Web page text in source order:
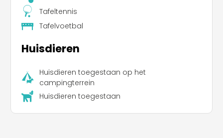
Tafeltennis
Tafelvoetbal
Huisdieren
Huisdieren toegestaan op het
campingterrein
Huisdieren toegestaan